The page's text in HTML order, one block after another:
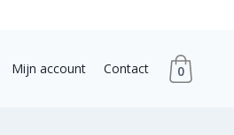
Mijn account Contact 0